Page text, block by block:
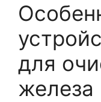
для
железа